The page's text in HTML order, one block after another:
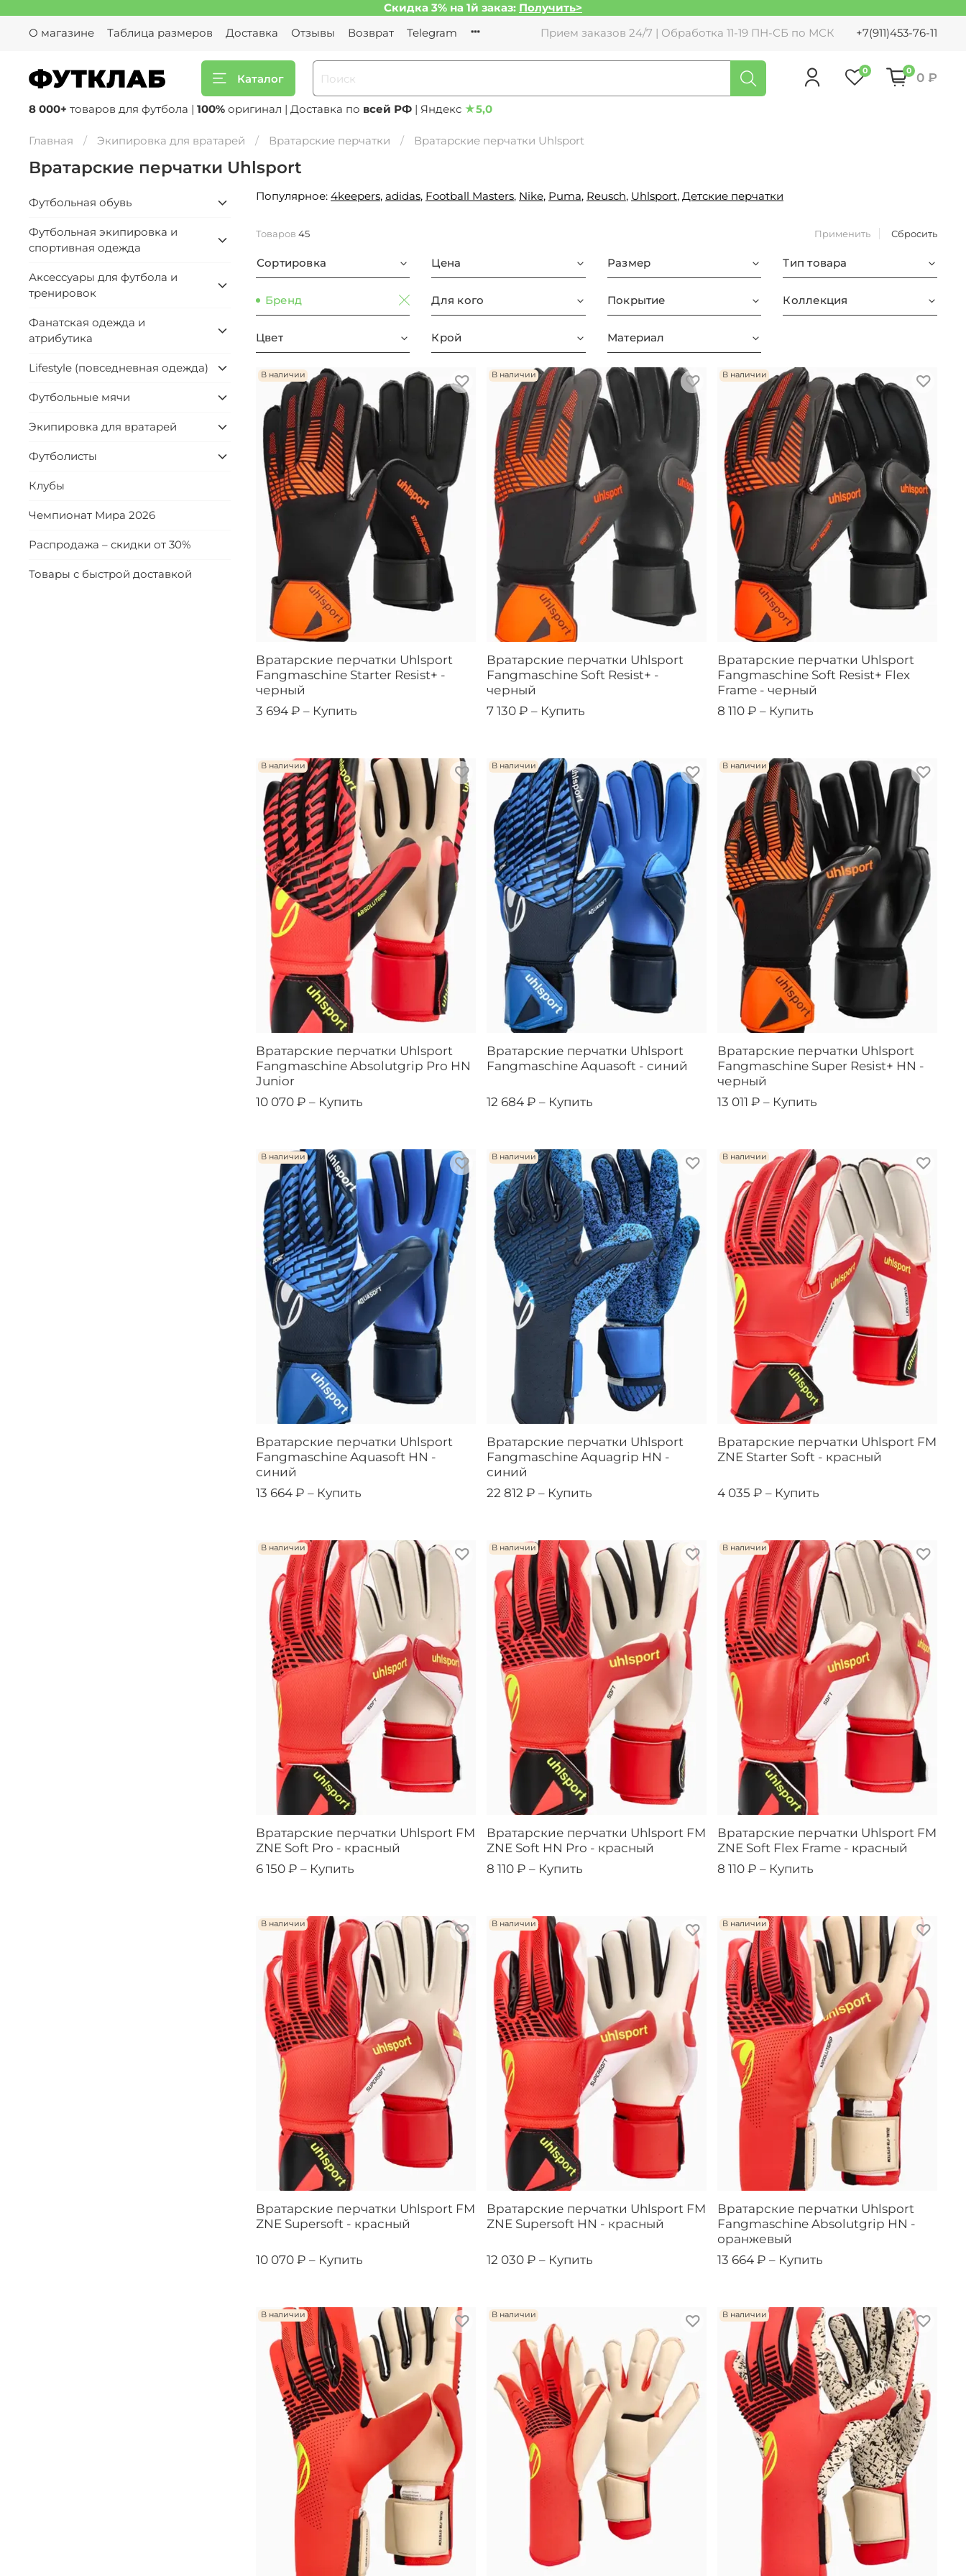
Скидка 3% на 1й заказ: Получить>
О магазине
Таблица размеров Доставка Отзывы Возврат Telegram Прием заказов 24/7 | Обработка 11-19 ПН-СБ по МСК +7(911)453-76-11
Каталог
0 0 0 ₽
8 000+ товаров для футбола | 100% оригинал | Доставка по всей РФ | Яндекс ★5,0
Главная Экипировка для вратарей Вратарские перчатки Вратарские перчатки Uhlsport
Вратарские перчатки Uhlsport
Популярное: 4keepers, adidas, Football Masters, Nike, Puma, Reusch, Uhlsport, Детские перчатки
Товаров 45 Применить Сбросить
Сортировка Цена Размер Тип товара
Бренд Для кого Покрытие Коллекция
Цвет Крой Материал
В наличии
Вратарские перчатки Uhlsport
Fangmaschine Starter Resist+ -
черный
3 694 ₽ – Купить
В наличии
Вратарские перчатки Uhlsport
Fangmaschine Soft Resist+ -
черный
7 130 ₽ – Купить
В наличии
Вратарские перчатки Uhlsport
Fangmaschine Soft Resist+ Flex
Frame - черный
8 110 ₽ – Купить
В наличии
Вратарские перчатки Uhlsport
Fangmaschine Absolutgrip Pro HN
Junior
10 070 ₽ – Купить
В наличии
Вратарские перчатки Uhlsport
Fangmaschine Aquasoft - синий
12 684 ₽ – Купить
В наличии
Вратарские перчатки Uhlsport
Fangmaschine Super Resist+ HN -
черный
13 011 ₽ – Купить
В наличии
Вратарские перчатки Uhlsport
Fangmaschine Aquasoft HN -
синий
13 664 ₽ – Купить
В наличии
Вратарские перчатки Uhlsport
Fangmaschine Aquagrip HN -
синий
22 812 ₽ – Купить
В наличии
Вратарские перчатки Uhlsport FM
ZNE Starter Soft - красный
4 035 ₽ – Купить
В наличии
Вратарские перчатки Uhlsport FM
ZNE Soft Pro - красный
6 150 ₽ – Купить
В наличии
Вратарские перчатки Uhlsport FM
ZNE Soft HN Pro - красный
8 110 ₽ – Купить
В наличии
Вратарские перчатки Uhlsport FM
ZNE Soft Flex Frame - красный
8 110 ₽ – Купить
В наличии
Вратарские перчатки Uhlsport FM
ZNE Supersoft - красный
10 070 ₽ – Купить
В наличии
Вратарские перчатки Uhlsport FM
ZNE Supersoft HN - красный
12 030 ₽ – Купить
В наличии
Вратарские перчатки Uhlsport
Fangmaschine Absolutgrip HN -
оранжевый
13 664 ₽ – Купить
В наличии В наличии В наличии
Футбольная обувь
Футбольная экипировка и
спортивная одежда
Аксессуары для футбола и
тренировок
Фанатская одежда и
атрибутика
Lifestyle (повседневная одежда)
Футбольные мячи
Экипировка для вратарей
Футболисты
Клубы
Чемпионат Мира 2026
Распродажа – скидки от 30%
Товары с быстрой доставкой